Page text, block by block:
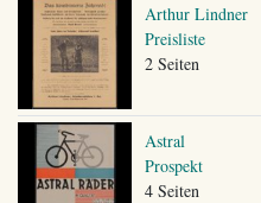
Arthur Lindner
Preisliste
2 Seiten
Astral
Prospekt
4 Seiten